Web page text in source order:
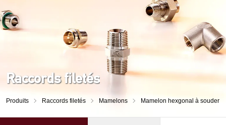
Raccords filetés
Produits Raccords filetés Mamelons Mamelon hexgonal à souder